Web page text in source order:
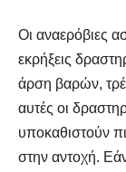
Οι αναερόβιες
εκρήξεις
άρση βαρών,
αυτές οι
υποκαθιστούν
στην αντοχή.